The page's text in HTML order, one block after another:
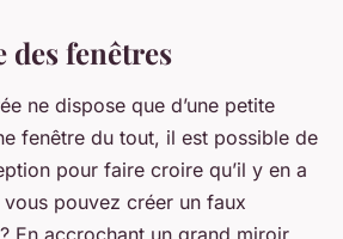
des fenêtres
ne dispose que d’une petite
fenêtre du tout, il est possible de
pour faire croire qu’il y en a
pouvez créer un faux